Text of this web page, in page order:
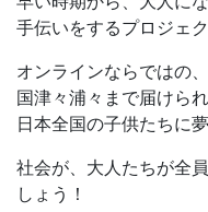
覚めてくるのか、そん
冬眠明けの生き物が、
しれませんよ！？ ※2
★★ぜひ、授業開始10
前回講座「生き物なる
旅行記～ボルネオ島編
問に、ぶっちー先生が
手伝いをするプロジェク
オンラインならではの
国津々浦々まで届けら
日本全国の子供たちに
社会が、大人たちが全
しょう！